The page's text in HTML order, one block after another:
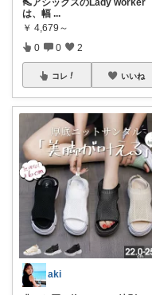
は、幅 ...
￥ 4,679～
0 0 2
コレ いいね
aki